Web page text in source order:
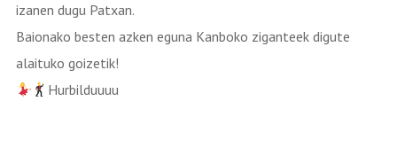
izanen dugu Patxan.
Baionako besten azken eguna Kanboko ziganteek digute
alaituko goizetik!
Hurbilduuuu